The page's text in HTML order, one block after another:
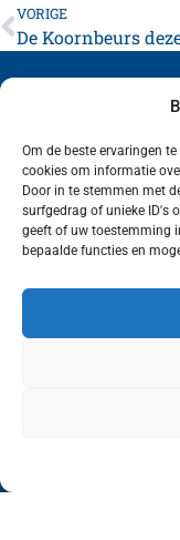
Om de beste ervaringen
cookies om informatie
Door in te stemmen met
surfgedrag of unieke ID's
geeft of uw toestemming
bepaalde functies en
VORIGE
De Koornbeurs
Volg ons
Wij van